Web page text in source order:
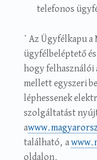
telefonos
* Az Ügyfélkapu
ügyfélbeléptető
hogy felhasználói
mellett egyszeri
léphessenek
szolgáltatást
a
található, a
oldalon.